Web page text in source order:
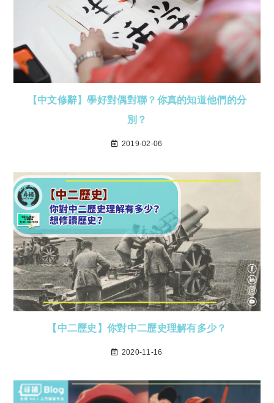
【中文修辭】學好對偶對聯？你真的知道他們的分
別？
2019-02-06
【中二歷史】你對中二歷史理解有多少？
2020-11-16